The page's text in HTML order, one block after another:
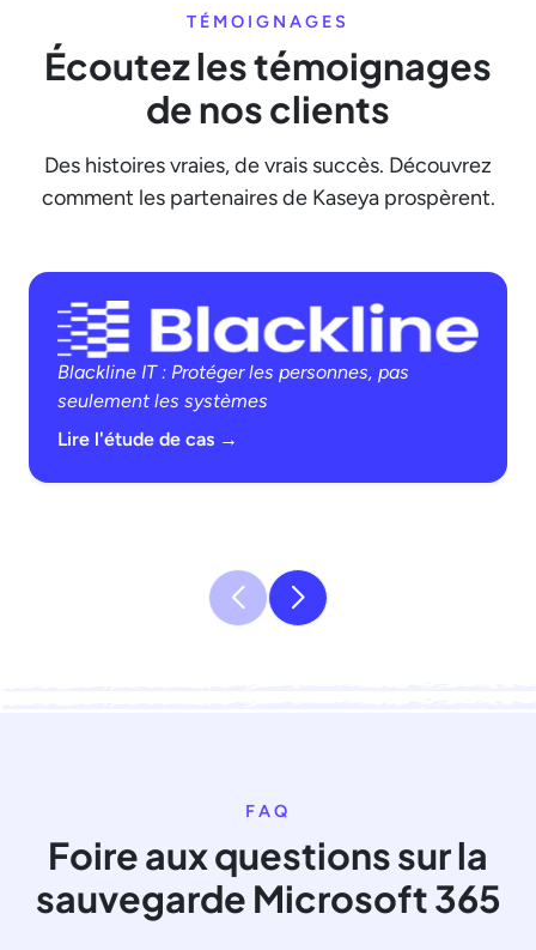
TÉMOIGNAGES
Écoutez les témoignages
de nos clients
Des histoires vraies, de vrais succès. Découvrez
comment les partenaires de Kaseya prospèrent.
Blackline IT : Protéger les personnes, pas
seulement les systèmes
Lire l'étude de cas →
FAQ
Foire aux questions sur la
sauvegarde Microsoft 365